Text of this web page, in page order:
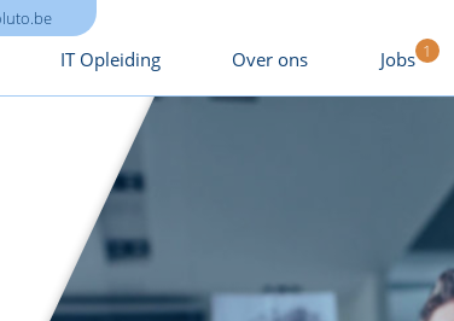
IT Opleiding Over ons Jobs